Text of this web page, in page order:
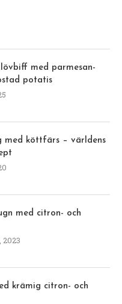
med parmesan-
potatis
med köttfärs – världens
med citron- och
krämig citron- och